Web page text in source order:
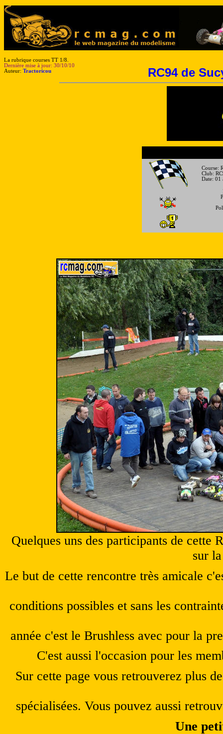
La rubrique courses TT 1/8.
Dernière mise à jour: 30/10/10
Auteur: Tractoricou RC94de
Course:
Club:
Date: 01
Quelques uns des participants de cette
sur
Le but de cette rencontre très amicale
conditions possibles et sans les
année c'est le Brushless avec pour la
C'est aussi l'occasion pour les
Sur cette page vous retrouverez plus
spécialisées. Vous pouvez aussi
Une